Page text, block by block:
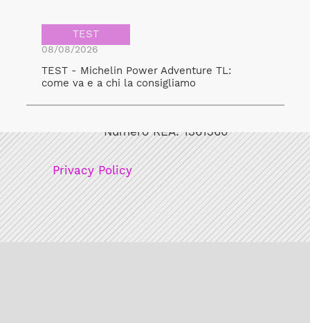
TEST
08/08/2026
TEST - Michelin Power Adventure TL:
come va e a chi la consigliamo
Numero REA: 1361360
Privacy Policy